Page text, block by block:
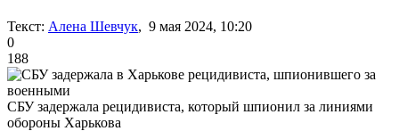
Текст: Алена Шевчук, 9 мая 2024, 10:20
0
188
СБУ задержала рецидивиста, который шпионил за линиями
обороны Харькова